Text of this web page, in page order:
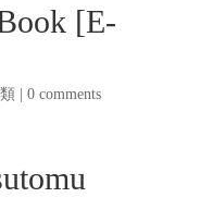
[E-
0 comments